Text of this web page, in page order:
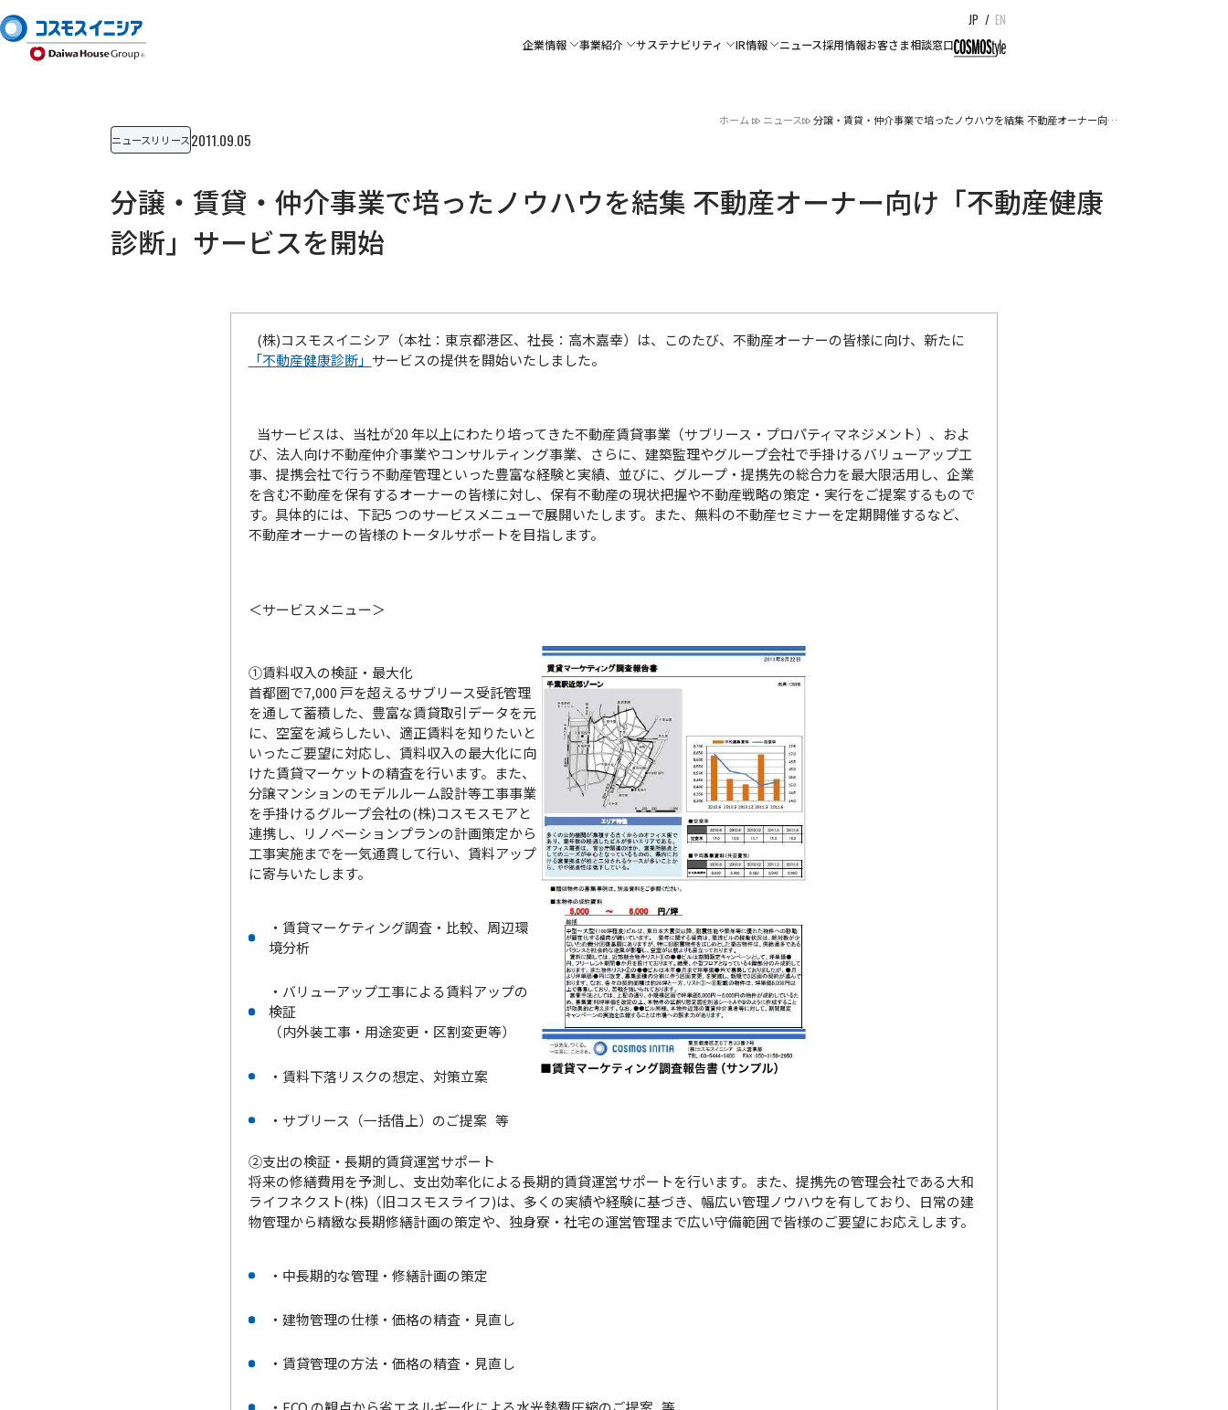
企業情報 事業紹介 サステナビリティ IR情報 ニュース採用情報お客さま相談窓口
JP / EN
ホーム ニュース
分譲・賃貸・仲介事業で培ったノウハウを結集 不動産オーナー向…
ニュースリリース2011.09.05
分譲・賃貸・仲介事業で培ったノウハウを結集 不動産オーナー向け「不動産健康
診断」サービスを開始
(株)コスモスイニシア（本社：東京都港区、社長：高木嘉幸）は、このたび、不動産オーナーの皆様に向け、新たに
「不動産健康診断」 サービスの提供を開始いたしました。
当サービスは、当社が20 年以上にわたり培ってきた不動産賃貸事業（サブリース・プロパティマネジメント）、およ
び、法人向け不動産仲介事業やコンサルティング事業、さらに、建築監理やグループ会社で手掛けるバリューアップ工
事、提携会社で行う不動産管理といった豊富な経験と実績、並びに、グループ・提携先の総合力を最大限活用し、企業
を含む不動産を保有するオーナーの皆様に対し、保有不動産の現状把握や不動産戦略の策定・実行をご提案するもので
す。具体的には、下記5 つのサービスメニューで展開いたします。また、無料の不動産セミナーを定期開催するなど、
不動産オーナーの皆様のトータルサポートを目指します。
＜サービスメニュー＞
①賃料収入の検証・最大化
首都圏で7,000 戸を超えるサブリース受託管理
を通して蓄積した、豊富な賃貸取引データを元
に、空室を減らしたい、適正賃料を知りたいと
いったご要望に対応し、賃料収入の最大化に向
けた賃貸マーケットの精査を行います。また、
分譲マンションのモデルルーム設計等工事事業
を手掛けるグループ会社の(株)コスモスモアと
連携し、リノベーションプランの計画策定から
工事実施までを一気通貫して行い、賃料アップ
に寄与いたします。
・賃貸マーケティング調査・比較、周辺環
境分析
・バリューアップ工事による賃料アップの
検証
（内外装工事・用途変更・区割変更等）
・賃料下落リスクの想定、対策立案
・サブリース（一括借上）のご提案 等
②支出の検証・長期的賃貸運営サポート
将来の修繕費用を予測し、支出効率化による長期的賃貸運営サポートを行います。また、提携先の管理会社である大和
ライフネクスト(株)（旧コスモスライフ)は、多くの実績や経験に基づき、幅広い管理ノウハウを有しており、日常の建
物管理から精緻な長期修繕計画の策定や、独身寮・社宅の運営管理まで広い守備範囲で皆様のご要望にお応えします。
・中長期的な管理・修繕計画の策定
・建物管理の仕様・価格の精査・見直し
・賃貸管理の方法・価格の精査・見直し